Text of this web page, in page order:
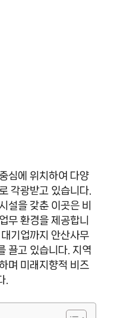
심에 위치하여 다양
각광받고 있습니다.
설을 갖춘 이곳은 비
무 환경을 제공합니
기업까지 안산사무
끌고 있습니다. 지역
며 미래지향적 비즈
.